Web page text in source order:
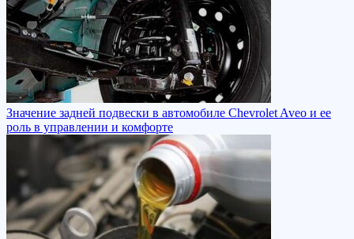
Значение задней подвески в автомобиле Chevrolet Aveo и ее
роль в управлении и комфорте